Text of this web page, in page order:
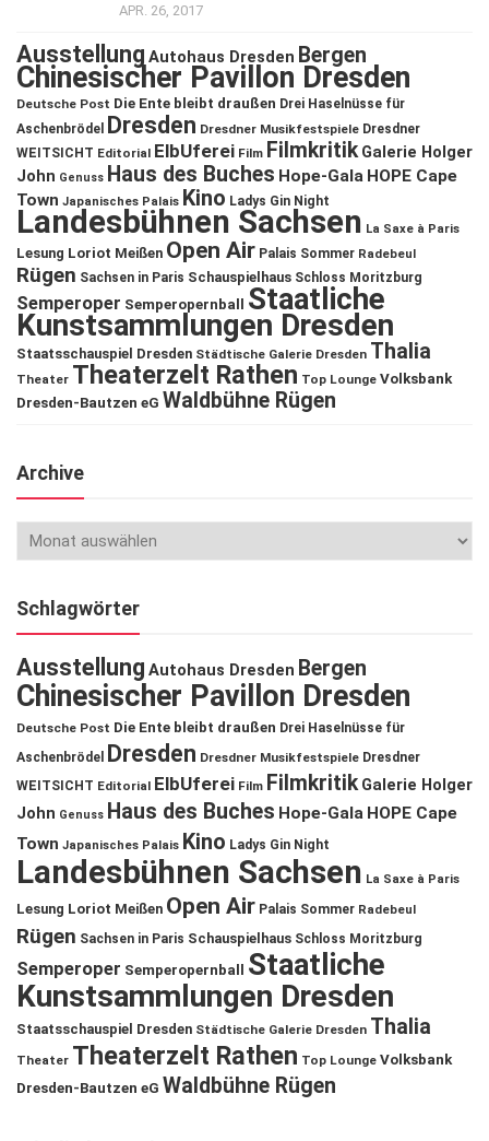
APR. 26, 2017
Ausstellung Autohaus Dresden Bergen
Chinesischer Pavillon Dresden
Deutsche Post Die Ente bleibt draußen Drei Haselnüsse für
Aschenbrödel
Dresden Dresdner Musikfestspiele Dresdner
WEITSICHT Editorial ElbUferei Film Filmkritik Galerie Holger
John Genuss Haus des Buches Hope-Gala HOPE Cape
Town Japanisches Palais Kino Ladys Gin Night
Landesbühnen Sachsen La Saxe à Paris
Lesung Loriot Meißen Open Air Palais Sommer Radebeul
Rügen Sachsen in Paris Schauspielhaus Schloss Moritzburg
Semperoper Semperopernball Staatliche
Kunstsammlungen Dresden
Staatsschauspiel Dresden Städtische Galerie Dresden Thalia
Theater Theaterzelt Rathen Top Lounge Volksbank
Dresden-Bautzen eG Waldbühne Rügen
Archive
Schlagwörter
Ausstellung Autohaus Dresden Bergen
Chinesischer Pavillon Dresden
Deutsche Post Die Ente bleibt draußen Drei Haselnüsse für
Aschenbrödel
Dresden Dresdner Musikfestspiele Dresdner
WEITSICHT Editorial ElbUferei Film Filmkritik Galerie Holger
John Genuss Haus des Buches Hope-Gala HOPE Cape
Town Japanisches Palais Kino Ladys Gin Night
Landesbühnen Sachsen La Saxe à Paris
Lesung Loriot Meißen Open Air Palais Sommer Radebeul
Rügen Sachsen in Paris Schauspielhaus Schloss Moritzburg
Semperoper Semperopernball
Staatliche
Kunstsammlungen Dresden
Staatsschauspiel Dresden Städtische Galerie Dresden Thalia
Theater Theaterzelt Rathen Top Lounge Volksbank
Dresden-Bautzen eG Waldbühne Rügen